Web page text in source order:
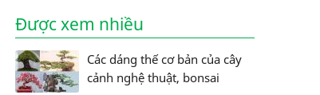
Được xem nhiều
Các dáng thế cơ bản của cây
cảnh nghệ thuật, bonsai